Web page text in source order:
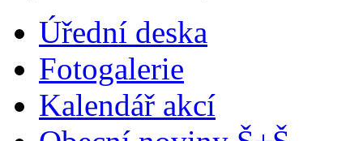
Úřední deska
Fotogalerie
Kalendář akcí